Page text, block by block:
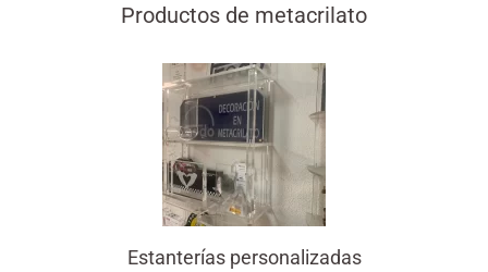
Productos de metacrilato
Estanterías personalizadas